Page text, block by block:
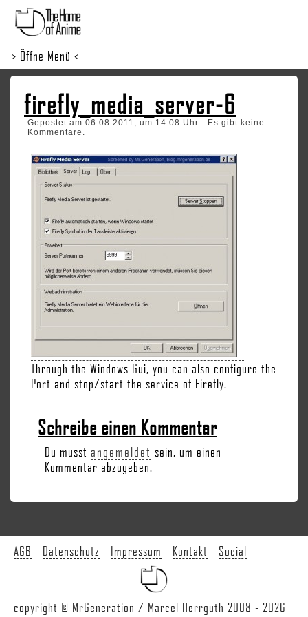
> Öffne Menü <
firefly_media_server-6
Gepostet am 06.08.2011, um 14:08 Uhr - Es gibt keine
Kommentare.
Through the Windows Gui, you can also configure the
Port and stop/start the service of Firefly.
Schreibe einen Kommentar
Du musst angemeldet sein, um einen
Kommentar abzugeben.
AGB - Datenschutz - Impressum - Kontakt - Social
copyright © MrGeneration / Marcel Herrguth 2008 - 2026